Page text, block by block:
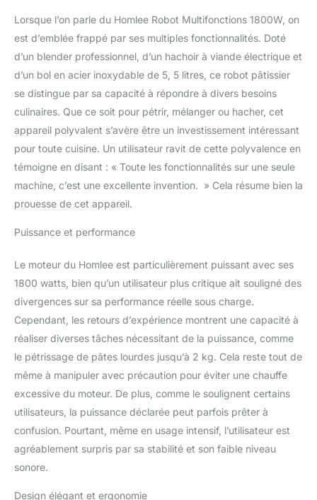
requirements,""P"" speed it can mix the food
completely in a few seconds. 【Robot
Pâtissier Multifonctions】Robot Pâtissier
presse-agrumes de 1,5L pour mélanger les
boissons et les smoothies facilement, les
lames en acier inoxydable 304 ont une
capacité de coupe plus forte. Avec
l'entonnoir à saucisses et les accessoires,
vous pouvez commencer à préparer des
saucisses,des hamburgers,des boulettes de
viande,ce qui facilite la préparation de vos
propres repas délicieux. 【Facilite de
litres est suffisamment grand pour une
anti-éclaboussures permet d'ajouter
processus de pétrissage.Les 5 ventouses
antidérapantes en silicone assurent une
prise en main idéale et réduisent le bruit
pendant la fabrication de la pâte. Lavable au
lave-vaisselle 【Certificats et Service Après-
Vente】Nos robot patissier ont obtenu les
certificats CE, GS et LFGB. Si vous
rencontrez des problèmes lors de l'utilisation
du mixeur,veuillez nous contacter
immédiatement. La satisfaction du client est
ce que nous recherchons toujours."
Lorsque l’on parle du Homlee Robot Multifonctions 1800W, on
est d’emblée frappé par ses multiples fonctionnalités. Doté
d’un blender professionnel, d’un hachoir à viande électrique et
d’un bol en acier inoxydable de 5, 5 litres, ce robot pâtissier
se distingue par sa capacité à répondre à divers besoins
culinaires. Que ce soit pour pétrir, mélanger ou hacher, cet
appareil polyvalent s’avère être un investissement intéressant
pour toute cuisine. Un utilisateur ravit de cette polyvalence en
témoigne en disant : « Toute les fonctionnalités sur une seule
machine, c’est une excellente invention. » Cela résume bien la
prouesse de cet appareil.
Puissance et performance
Le moteur du Homlee est particulièrement puissant avec ses
1800 watts, bien qu’un utilisateur plus critique ait souligné des
divergences sur sa performance réelle sous charge.
Cependant, les retours d’expérience montrent une capacité à
réaliser diverses tâches nécessitant de la puissance, comme
le pétrissage de pâtes lourdes jusqu’à 2 kg. Cela reste tout de
même à manipuler avec précaution pour éviter une chauffe
excessive du moteur. De plus, comme le soulignent certains
utilisateurs, la puissance déclarée peut parfois prêter à
confusion. Pourtant, même en usage intensif, l’utilisateur est
agréablement surpris par sa stabilité et son faible niveau
sonore.
Design élégant et ergonomie